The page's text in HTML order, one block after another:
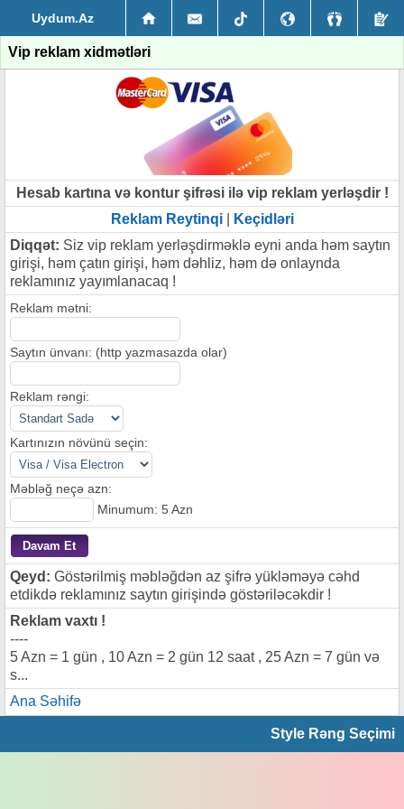
Uydum.Az
Vip reklam xidmətləri
Hesab kartına və kontur şifrəsi ilə vip reklam yerləşdir !
Reklam Reytinqi|
Keçidləri
Diqqət: Siz vip reklam yerləşdirməklə eyni anda həm saytın
girişi, həm çatın girişi, həm dəhliz, həm də onlaynda
reklamınız yayımlanacaq !
Reklam mətni:
Saytın ünvanı: (http yazmasazda olar)
Reklam rəngi:
Kartınızın növünü seçin:
Məbləğ neçə azn:
Minumum: 5 Azn
Qeyd: Göstərilmiş məbləğdən az şifrə yükləməyə cəhd
etdikdə reklamınız saytın girişində göstəriləcəkdir !
Reklam vaxtı !
----
5 Azn = 1 gün , 10 Azn = 2 gün 12 saat , 25 Azn = 7 gün və
s...
Ana Səhifə
Style Rəng Seçimi